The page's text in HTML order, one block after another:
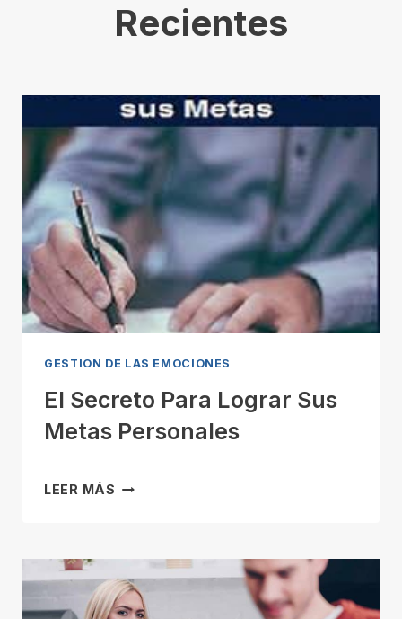
Recientes
GESTION DE LAS EMOCIONES
El Secreto Para Lograr Sus
Metas Personales
LEER MÁS E
R
E